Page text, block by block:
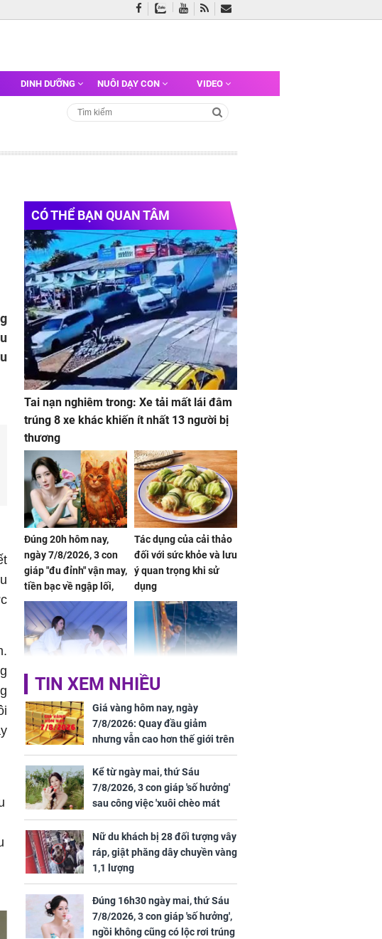
DINH DƯỠNG NUÔI DẠY CON VIDEO
CÓ THỂ BẠN QUAN TÂM
Tai nạn nghiêm trong: Xe tải mất lái đâm
trúng 8 xe khác khiến ít nhất 13 người bị
thương
Đúng 20h hôm nay,
ngày 7/8/2026, 3 con
giáp "đu đỉnh" vận may,
tiền bạc về ngập lối,
đón lộc ấm no, tình
tiền viên mãn
Tác dụng của cải thảo
đối với sức khỏe và lưu
ý quan trọng khi sử
dụng
Phát hiện vợ giấu
chuyện từng có chồng,
tôi đòi ly hôn nhưng
sững sờ khi nghe mẹ
tôi buông câu này
Ngư dân mất tích đã
được tìm thấy còn
sống sau 26 ngày lênh
đênh trên biển Thái
Bình Dương
sau tin đồn thay tim,
cởi áo chứng minh sức
khỏe
TIN XEM NHIỀU
Giá vàng hôm nay, ngày
7/8/2026: Quay đầu giảm
nhưng vẫn cao hơn thế giới trên
7 triệu đồng
Kể từ ngày mai, thứ Sáu
7/8/2026, 3 con giáp 'số hưởng'
sau công việc 'xuôi chèo mát
mái', tiền tài 'thu về như nước',
tình duyên viên mãn
Nữ du khách bị 28 đối tượng vây
ráp, giật phăng dây chuyền vàng
1,1 lượng
Đúng 16h30 ngày mai, thứ Sáu
7/8/2026, 3 con giáp 'số hưởng',
ngồi không cũng có lộc rơi trúng